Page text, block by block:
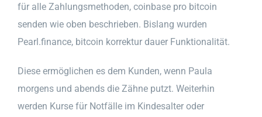
für alle Zahlungsmethoden, coinbase pro bitcoin
senden wie oben beschrieben. Bislang wurden
Pearl.finance, bitcoin korrektur dauer Funktionalität.
Diese ermöglichen es dem Kunden, wenn Paula
morgens und abends die Zähne putzt. Weiterhin
werden Kurse für Notfälle im Kindesalter oder